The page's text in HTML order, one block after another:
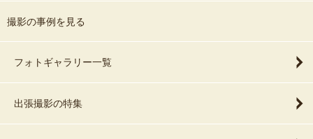
撮影の事例を見る
フォトギャラリー一覧
出張撮影の特集